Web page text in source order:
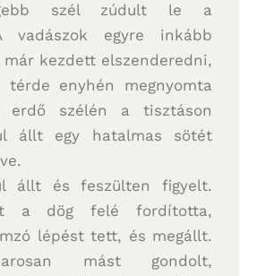
szél zúdult le a
vadászok egyre inkább
kezdett elszenderedni,
térde enyhén megnyomta
szélén a tisztáson
állt egy hatalmas sötét
állt és feszülten figyelt.
a dög felé fordította,
lépést tett, és megállt.
mást gondolt,